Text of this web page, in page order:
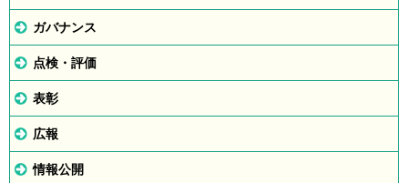
ガバナンス
点検・評価
表彰
広報
情報公開